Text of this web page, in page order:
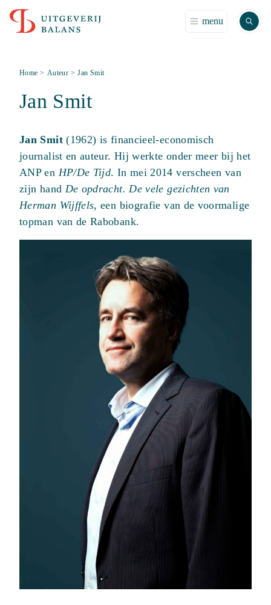
menu Zoek
Home > Auteur > Jan Smit
Jan Smit
Jan Smit(1962) is financieel-economisch
journalist en auteur. Hij werkte onder meer bij het
ANP en HP/De Tijd. In mei 2014 verscheen van
zijn hand De opdracht. De vele gezichten van
Herman Wijffels, een biografie van de voormalige
topman van de Rabobank.